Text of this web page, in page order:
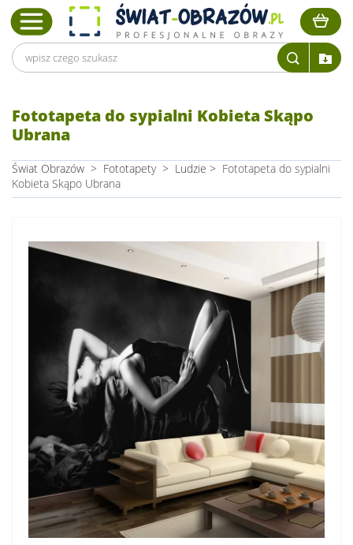
Fototapeta do sypialni Kobieta Skąpo
Ubrana
Świat Obrazów > Fototapety > Ludzie > Fototapeta do sypialni
Kobieta Skąpo Ubrana